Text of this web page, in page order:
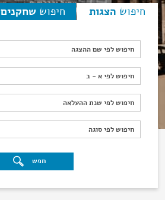
חיפוש הצגות חיפוש שחקנים
חיפוש לפי שם ההצגה
חיפוש לפי א - ב
חיפוש לפי א - ב
חיפוש לפי שנת ההעלאה
חיפוש לפי שנת ההעלאה
חיפוש לפי סוגה
חיפוש לפי סוגה
חפש